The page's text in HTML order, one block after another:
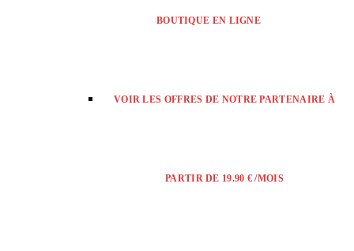
BOUTIQUE EN LIGNE
VOIR LES OFFRES DE NOTRE PARTENAIRE À
PARTIR DE 19.90 € /MOIS